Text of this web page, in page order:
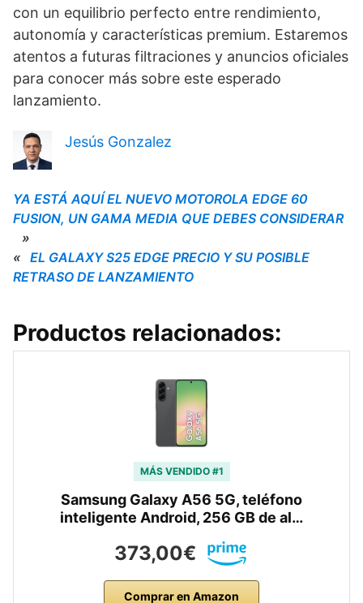
con un equilibrio perfecto entre rendimiento,
autonomía y características premium. Estaremos
atentos a futuras filtraciones y anuncios oficiales
para conocer más sobre este esperado
lanzamiento.
Jesús Gonzalez
YA ESTÁ AQUÍ EL NUEVO MOTOROLA EDGE 60
FUSION, UN GAMA MEDIA QUE DEBES CONSIDERAR
»
« EL GALAXY S25 EDGE PRECIO Y SU POSIBLE
RETRASO DE LANZAMIENTO
Productos relacionados:
MÁS VENDIDO #1
Samsung Galaxy A56 5G, teléfono
inteligente Android, 256 GB de al…
373,00€
Comprar en Amazon